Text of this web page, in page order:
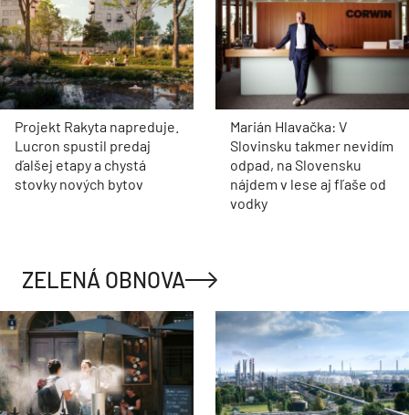
Projekt Rakyta napreduje.
Lucron spustil predaj
ďalšej etapy a chystá
stovky nových bytov
Marián Hlavačka: V
Slovinsku takmer nevidím
odpad, na Slovensku
nájdem v lese aj fľaše od
vodky
ZELENÁ OBNOVA